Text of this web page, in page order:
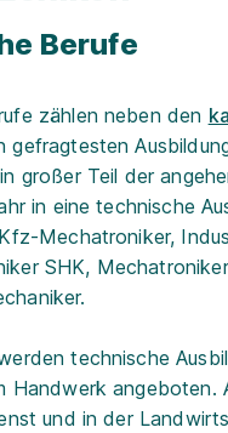
Berufe
zählen neben den
gefragtesten
großer Teil der
in eine technische
Mechatroniker,
SHK,
technische
Handwerk angeboten.
und in der